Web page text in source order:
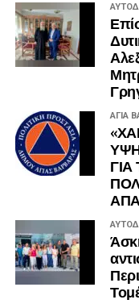
ΣΥΜΒΟΥΛΟΣ
ΔΟΥΜΟΥΡΑ
ΣΥΜΒΟΥΛΟΣ
ΓΙΑΝΝΗΣ
ΣΥΜΒΟΥΛΟΣ
ΔΗΜΗΤΡΗΣ
ΣΥΜΒΟΥΛΟΣ ΙΛΙΟΥ
ΕΛΕΝΗ
ΣΥΜΒΟΥΛΟΣ ΙΛΙΟΥ
ΧΡΗΣΤΟΣ
ΣΥΜΒΟΥΛΟΣ ΙΛΙΟΥ
ΑΓΙΑ